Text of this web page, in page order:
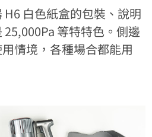
白色紙盒的包裝、說明
等特特色。側邊
情境，各種場合都能用